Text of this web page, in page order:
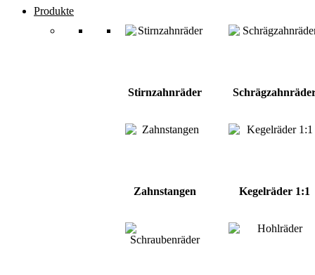
Produkte
Stirnzahnräder
Zahnstangen Kegelräder 1:1